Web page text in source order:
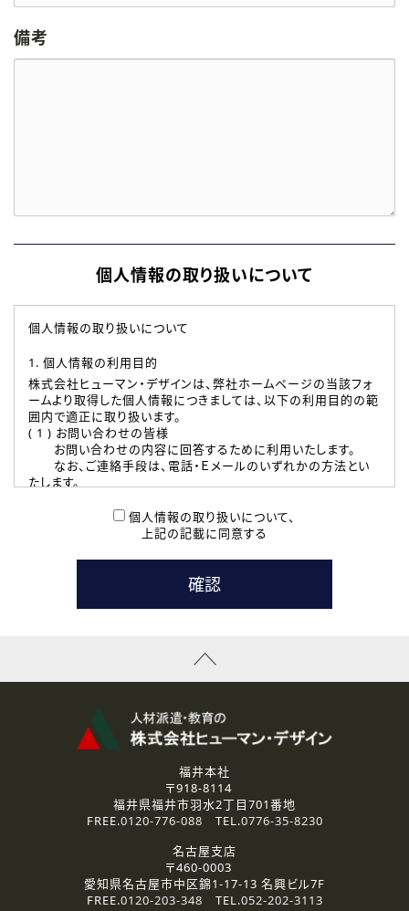
備考
個人情報の取り扱いについて
個人情報の取り扱いについて
1. 個人情報の利用目的
株式会社ヒューマン・デザインは、弊社ホームページの当該フォ
ームより取得した個人情報につきましては、以下の利用目的の範
囲内で適正に取り扱います。
( 1 ) お問い合わせの皆様
お問い合わせの内容に回答するために利用いたします。
なお、ご連絡手段は、電話・Ｅメールのいずれかの方法とい
たします。
本登録に関するご連絡および本登録時の参考情報として利
たします。
( 3 ) スタッフ派遣を検討されている企業の皆様
お問い合わせの内容に回答するために利用いたします。
なお、ご連絡手段は、電話・Ｅメールのいずれかの方法とい
資料送付、受講相談に関するご連絡のために利用いたしま
その他、お問い合わせの内容に回答するために利用いたし
なお、ご連絡手段は、電話・Ｅメールのいずれかの方法とい
2.個人情報の第三者提供
ご提供いただいた個人情報は、法令等の規定に従う場合を除き、
3.個人情報の取り扱いの委託
弊社の定める個人情報保護の評価基準を満たした委託先に、個
人情報を委託する場合があります。
個人情報の取り扱いについて、
上記の記載に同意する
福井本社
〒918-8114
福井県福井市羽水2丁目701番地
FREE.0120-776-088 TEL.0776-35-8230
名古屋支店
〒460-0003
愛知県名古屋市中区錦1-17-13 名興ビル7F
FREE.0120-203-348 TEL.052-202-3113